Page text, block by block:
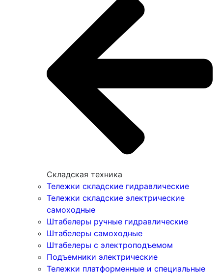
Складская техника
Тележки складские гидравлические
Тележки складские электрические
самоходные
Штабелеры ручные гидравлические
Штабелеры самоходные
Штабелеры с электроподъемом
Подъемники электрические
Тележки платформенные и специальные